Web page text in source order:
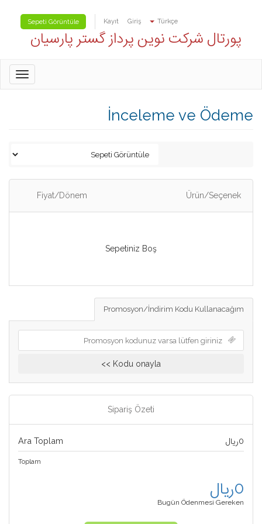
Türkçe
Giriş
Kayıt
Sepeti Görüntüle
پورتال شرکت نوین پرداز گستر پارسیان
İnceleme ve Ödeme
Ürün/Seçenek
Fiyat/Dönem
Sepetiniz Boş
Promosyon/İndirim Kodu Kullanacağım
Kodu onayla >>
Sipariş Özeti
Ara Toplam 0ریال
Toplam
0ریال
Bugün Ödenmesi Gereken